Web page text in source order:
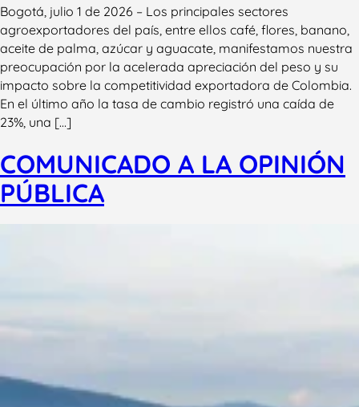
Bogotá, julio 1 de 2026 – Los principales sectores
agroexportadores del país, entre ellos café, flores, banano,
aceite de palma, azúcar y aguacate, manifestamos nuestra
preocupación por la acelerada apreciación del peso y su
impacto sobre la competitividad exportadora de Colombia.
En el último año la tasa de cambio registró una caída de
23%, una […]
COMUNICADO A LA OPINIÓN
PÚBLICA